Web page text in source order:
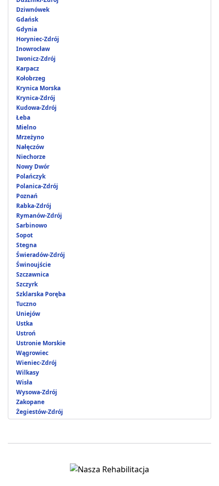
Dziwnówek
Gdańsk
Gdynia
Horyniec-Zdrój
Inowrocław
Iwonicz-Zdrój
Karpacz
Kołobrzeg
Krynica Morska
Krynica-Zdrój
Kudowa-Zdrój
Łeba
Mielno
Mrzeżyno
Nałęczów
Niechorze
Nowy Dwór
Polańczyk
Polanica-Zdrój
Poznań
Rabka-Zdrój
Rymanów-Zdrój
Sarbinowo
Sopot
Stegna
Świeradów-Zdrój
Świnoujście
Szczawnica
Szczyrk
Szklarska Poręba
Tuczno
Uniejów
Ustka
Ustroń
Ustronie Morskie
Wągrowiec
Wieniec-Zdrój
Wilkasy
Wisła
Wysowa-Zdrój
Zakopane
Żegiestów-Zdrój